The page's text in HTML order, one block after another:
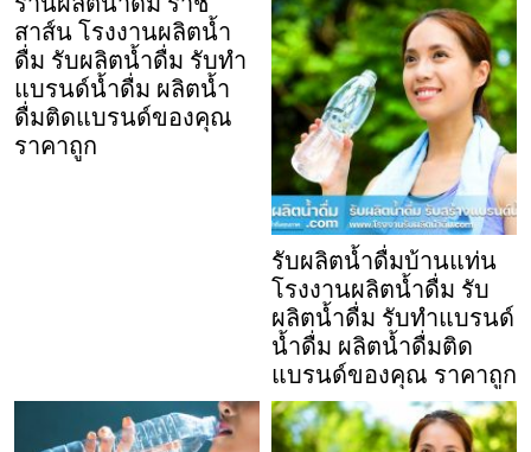
สาส์น โรงงานผลิตน้ำ
ดื่ม รับผลิตน้ำดื่ม รับทำ
แบรนด์น้ำดื่ม ผลิตน้ำ
ดื่มติดแบรนด์ของคุณ
ราคาถูก
รับผลิตน้ำดื่มบ้านแท่น
โรงงานผลิตน้ำดื่ม รับ
ผลิตน้ำดื่ม รับทำแบรนด์
น้ำดื่ม ผลิตน้ำดื่มติด
แบรนด์ของคุณ ราคาถูก